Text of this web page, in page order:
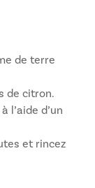
de terre
de citron.
l’aide d’un
et rincez